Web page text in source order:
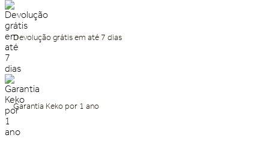
Devolução grátis em até 7 dias
Garantia Keko por 1 ano